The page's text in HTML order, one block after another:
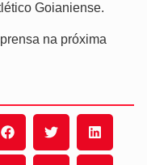
Goianiense.
na próxima